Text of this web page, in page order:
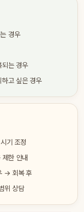
경우
되는 경우
하고 싶은 경우
기 조정
한 안내
→ 회복 후
위 상담